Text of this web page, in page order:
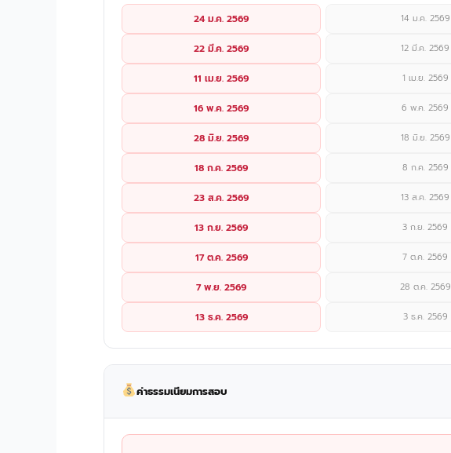
24 ม.ค. 2569 14 ม.ค. 2569
22 มี.ค. 2569 12 มี.ค. 2569
11 เม.ย. 2569 1 เม.ย. 2569
16 พ.ค. 2569 6 พ.ค. 2569
28 มิ.ย. 2569 18 มิ.ย. 2569
18 ก.ค. 2569 8 ก.ค. 2569
23 ส.ค. 2569 13 ส.ค. 2569
13 ก.ย. 2569 3 ก.ย. 2569
17 ต.ค. 2569 7 ต.ค. 2569
7 พ.ย. 2569 28 ต.ค. 2569
13 ธ.ค. 2569 3 ธ.ค. 2569
ค่าธรรมเนียมการสอบ